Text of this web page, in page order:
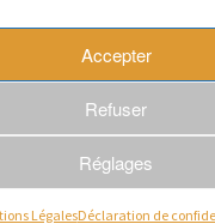
Accepter
Refuser
Réglages
LégalesDéclaration de
ENGAGEMENTSIME
Créateur de Mobilier d'Art